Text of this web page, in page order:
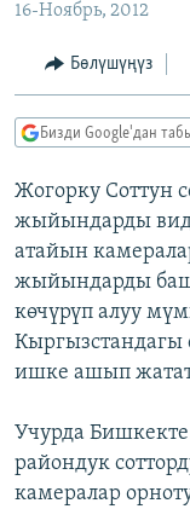
ЭКОНОМИКА
МАДАНИЯТ
БОРБОР АЗИЯ
АТАЙЫН ИЛИКТӨӨ
ТВ
ЭКСПЕРТТЕР
БИЗ ЖАНА ДҮЙНӨ
ДАНИСТЕ
ЭЖЕ-СИҢДИЛЕР
АЗАТТЫК+
ЫҢГАЙСЫЗ
ӨЗГӨЧӨ ПИКИР
Русский
ОНЛАЙН ШЕРИНЕ
ЭЕ/АРнун
16-Ноябрь, 2012
Бөлүшүңүз
Бизди Google'дан
Жогорку Соттун
жыйындарды
атайын
жыйындарды
көчүрүп алуу
Кыргызстандагы
ишке ашып
Учурда
райондук
камералар